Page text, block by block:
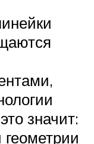
значит: